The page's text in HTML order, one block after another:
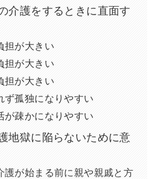
介護をするときに直面す
担が大きい
担が大きい
担が大きい
ず孤独になりやすい
が疎かになりやすい
地獄に陥らないために意
護が始まる前に親や親戚と方